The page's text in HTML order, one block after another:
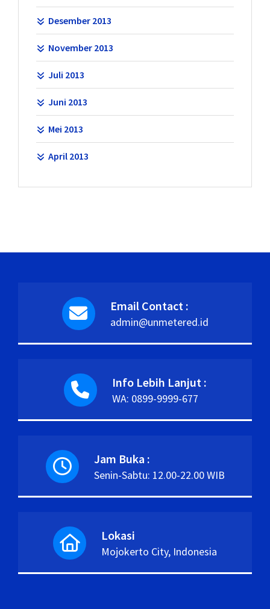
Desember 2013
November 2013
Juli 2013
Juni 2013
Mei 2013
April 2013
Email Contact :
admin@unmetered.id
Info Lebih Lanjut :
WA: 0899-9999-677
Jam Buka :
Senin-Sabtu: 12.00-22.00 WIB
Lokasi
Mojokerto City, Indonesia